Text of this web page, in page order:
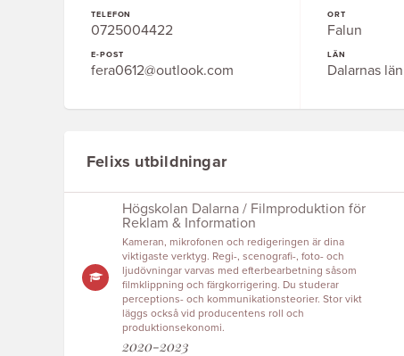
TELEFON
0725004422
E-POST
fera0612@outlook.com
ORT
Falun
LÄN
Dalarnas län
Felixs utbildningar
Högskolan Dalarna / Filmproduktion för
Reklam & Information
Kameran, mikrofonen och redigeringen är dina
viktigaste verktyg. Regi-, scenografi-, foto- och
ljudövningar varvas med efterbearbetning såsom
filmklippning och färgkorrigering. Du studerar
perceptions- och kommunikationsteorier. Stor vikt
läggs också vid producentens roll och
produktionsekonomi.
2020-2023